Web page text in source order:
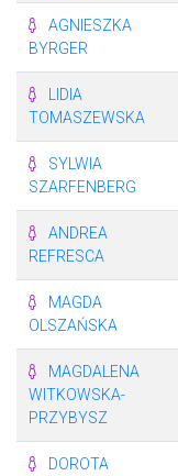
AGNIESZKA
BYRGER
LIDIA
TOMASZEWSKA
SYLWIA
SZARFENBERG
ANDREA
REFRESCA
MAGDA
OLSZAŃSKA
MAGDALENA
WITKOWSKA-
PRZYBYSZ
DOROTA